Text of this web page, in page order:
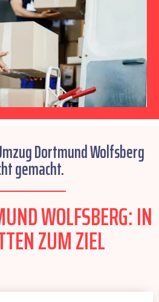
Dortmund Wolfsberg
gemacht.
WOLFSBERG: IN
ZUM ZIEL